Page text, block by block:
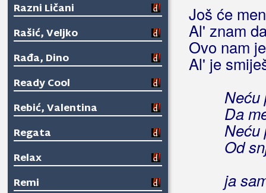
Razni Ličani
Rašić, Veljko
Rađa, Dino
Ready Cool
Rebić, Valentina
Regata
Relax
Remi
Još će
Al' znam
Ovo nam
Al' je
Neću
Da
Neću
Od
ja